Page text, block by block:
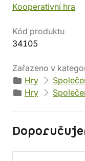
Kooperativní hra
Kód produktu
34105
Zařazeno v
Hry
Hry